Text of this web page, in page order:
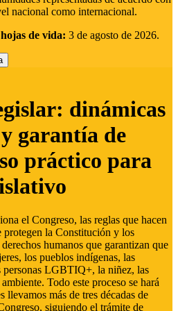
nacional como internacional.
de vida: 3 de agosto de 2026.
dinámicas
garantía de
práctico para
el Congreso, las reglas que hacen
la Constitución y los
humanos que garantizan que
los pueblos indígenas, las
personas LGBTIQ+, la niñez, las
Todo este proceso se hará
llevamos más de tres décadas de
siguiendo el trámite de